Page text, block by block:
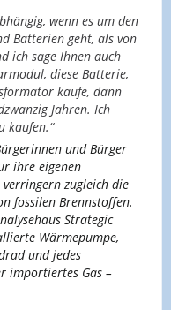
wenn es um den
Batterien geht, als von
ich sage Ihnen auch
diese Batterie,
kaufe, dann
Jahren. Ich
kaufen.“
und Bürger
ihre eigenen
verringern zugleich die
fossilen Brennstoffen.
Strategic
Wärmepumpe,
und jedes
importiertes Gas –